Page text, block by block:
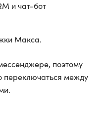
и чат-бот
Макса.
поэтому
переключаться между